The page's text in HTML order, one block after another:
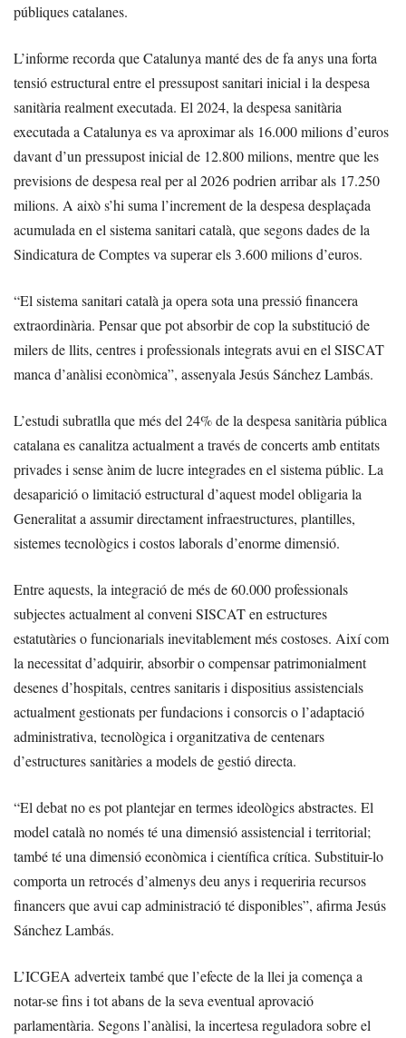
públiques catalanes.
L’informe recorda que Catalunya manté des de fa anys una forta
tensió estructural entre el pressupost sanitari inicial i la despesa
sanitària realment executada. El 2024, la despesa sanitària
executada a Catalunya es va aproximar als 16.000 milions d’euros
davant d’un pressupost inicial de 12.800 milions, mentre que les
previsions de despesa real per al 2026 podrien arribar als 17.250
milions. A això s’hi suma l’increment de la despesa desplaçada
acumulada en el sistema sanitari català, que segons dades de la
Sindicatura de Comptes va superar els 3.600 milions d’euros.
“El sistema sanitari català ja opera sota una pressió financera
extraordinària. Pensar que pot absorbir de cop la substitució de
milers de llits, centres i professionals integrats avui en el SISCAT
manca d’anàlisi econòmica”, assenyala Jesús Sánchez Lambás.
L’estudi subratlla que més del 24% de la despesa sanitària pública
catalana es canalitza actualment a través de concerts amb entitats
privades i sense ànim de lucre integrades en el sistema públic. La
desaparició o limitació estructural d’aquest model obligaria la
Generalitat a assumir directament infraestructures, plantilles,
sistemes tecnològics i costos laborals d’enorme dimensió.
Entre aquests, la integració de més de 60.000 professionals
subjectes actualment al conveni SISCAT en estructures
estatutàries o funcionarials inevitablement més costoses. Així com
la necessitat d’adquirir, absorbir o compensar patrimonialment
desenes d’hospitals, centres sanitaris i dispositius assistencials
actualment gestionats per fundacions i consorcis o l’adaptació
administrativa, tecnològica i organitzativa de centenars
d’estructures sanitàries a models de gestió directa.
“El debat no es pot plantejar en termes ideològics abstractes. El
model català no només té una dimensió assistencial i territorial;
també té una dimensió econòmica i científica crítica. Substituir-lo
comporta un retrocés d’almenys deu anys i requeriria recursos
financers que avui cap administració té disponibles”, afirma Jesús
Sánchez Lambás.
L’ICGEA adverteix també que l’efecte de la llei ja comença a
notar-se fins i tot abans de la seva eventual aprovació
parlamentària. Segons l’anàlisi, la incertesa reguladora sobre el